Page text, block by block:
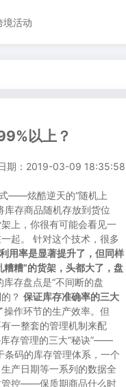
境活动
以上？
期：2019-03-09 18:35:58
——炫酷逆天的“随机上
库存商品随机存放到货位
上，你很有可能会看见一
起。 针对这个技术，很多
用率是显著提升了，但同样
糟”的货架，头都大了，盘
存盘点是“不间断的盘
？ 保证库存准确率的三大
作环节的生产效率。但
一整套的管理机制来配
存管理的三大“秘诀”——
条码的库存管理体系，一个
产日期等一系列的数据全
管控——保质期商品什么时